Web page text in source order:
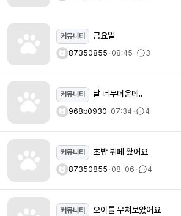
커뮤니티 금요일
87350855ㆍ08:45ㆍ 3
커뮤니티 날 너무더운데..
968b0930ㆍ07:34ㆍ 4
커뮤니티 초밥 뷔페 왔어요
87350855ㆍ08-06ㆍ 4
커뮤니티 오이를 무쳐보았어요